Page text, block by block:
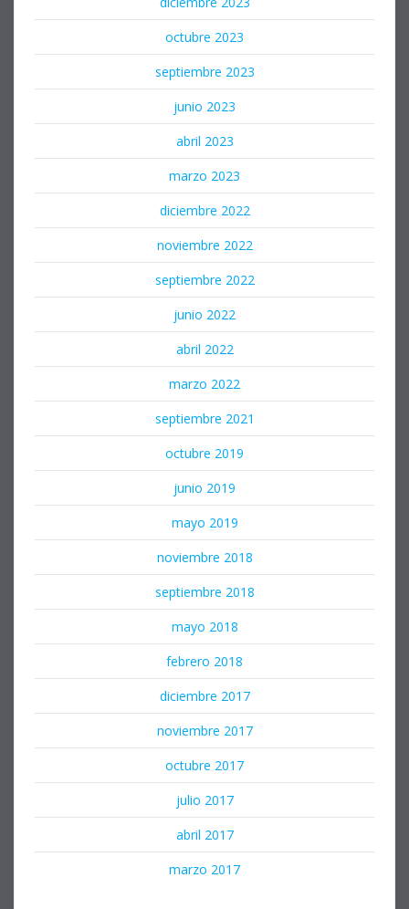
octubre 2023
septiembre 2023
junio 2023
abril 2023
marzo 2023
diciembre 2022
noviembre 2022
septiembre 2022
junio 2022
abril 2022
marzo 2022
septiembre 2021
octubre 2019
junio 2019
mayo 2019
noviembre 2018
septiembre 2018
mayo 2018
febrero 2018
diciembre 2017
noviembre 2017
octubre 2017
julio 2017
abril 2017
marzo 2017